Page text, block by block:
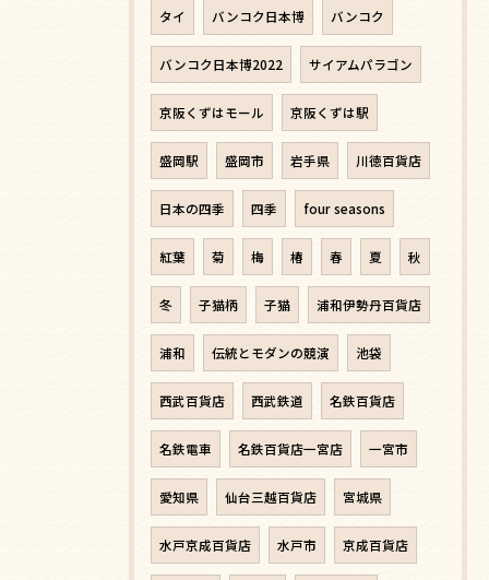
タイ バンコク日本博 バンコク
バンコク日本博2022 サイアムパラゴン
京阪くずはモール 京阪くずは駅
盛岡駅 盛岡市 岩手県 川徳百貨店
日本の四季 四季 four seasons
紅葉 菊 梅 椿 春 夏 秋
冬 子猫柄 子猫 浦和伊勢丹百貨店
浦和 伝統とモダンの競演 池袋
西武百貨店 西武鉄道 名鉄百貨店
名鉄電車 名鉄百貨店一宮店 一宮市
愛知県 仙台三越百貨店 宮城県
水戸京成百貨店 水戸市 京成百貨店